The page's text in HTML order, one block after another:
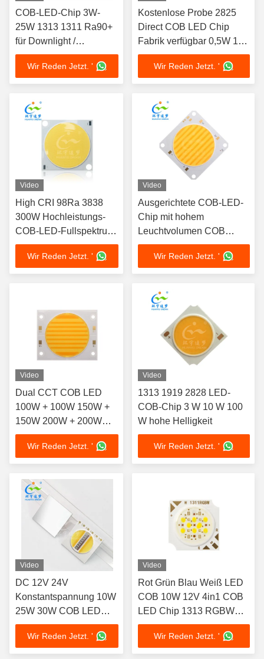
COB-LED-Chip 3W-
25W 1313 1311 Ra90+ ​​
für Downlight /
Schienenlicht / Spotlicht
Wir Reden Jetzt. '
Kostenlose Probe 2825
Direct COB LED Chip
Fabrik verfügbar 0,5W 18V
2700K Weich warmes
Weiß 65-70lm Ra90 3-
Jahres Garantie
Wir Reden Jetzt. '
Video
High CRI 98Ra 3838
300W Hochleistungs-
COB-LED-Fullspektrum-
LED-Chip
Wir Reden Jetzt. '
Video
Ausgerichtete COB-LED-
Chip mit hohem
Leuchtvolumen COB
150W+150W 54V LED
COB 2700K+6500K
Wir Reden Jetzt. '
Video
Dual CCT COB LED
100W + 100W 150W +
150W 200W + 200W
300W + 300W High CRI
97Ra Bi Color LED
COB Chip für
Fotografieinstrumente
Wir Reden Jetzt. '
Video
1313 1919 2828 LED-
COB-Chip 3 W 10 W 100
W hohe Helligkeit
Wir Reden Jetzt. '
Video
DC 12V 24V
Konstantspannung 10W
25W 30W COB LED
Chip RGBCW
Wir Reden Jetzt. '
Video
Rot Grün Blau Weiß LED
COB 10W 12V 4in1 COB
LED Chip 1313 RGBW
COB LED Chips
abstimmbarer COB LED
Chip neues Design
Wir Reden Jetzt. '